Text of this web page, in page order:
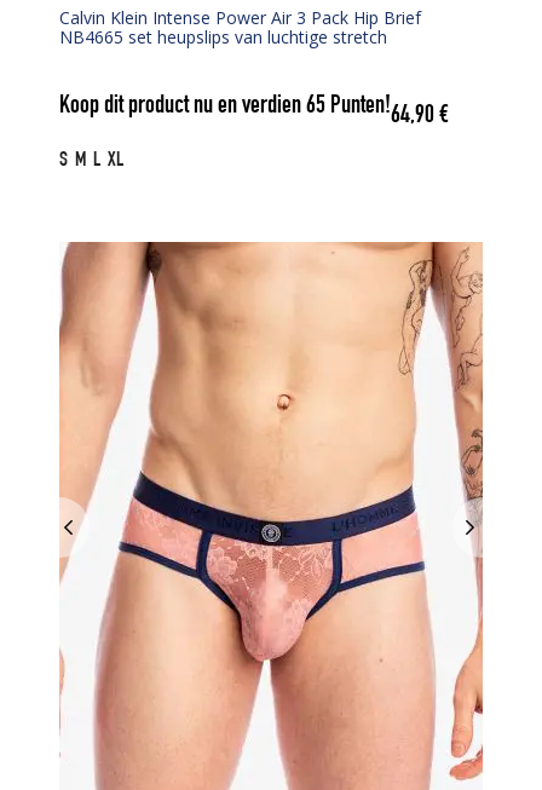
Calvin Klein Intense Power Air 3 Pack Hip Brief
NB4665 set heupslips van luchtige stretch
Koop dit product nu en verdien65 Punten!64,90€
S M L XL